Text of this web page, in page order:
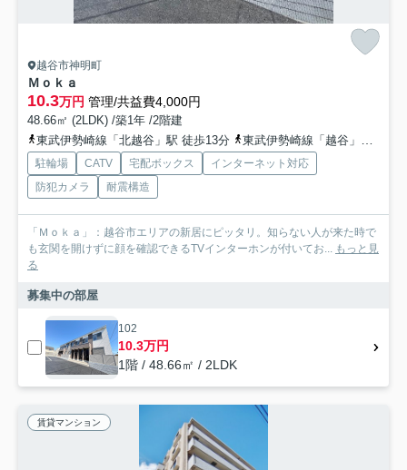
越谷市神明町
Ｍｏｋａ
10.3万円 管理/共益費4,000円
48.66㎡ (2LDK) /築1年 /2階建
東武伊勢崎線「北越谷」駅 徒歩13分
東武伊勢崎線「越谷」駅 徒歩28分
駐輪場 CATV 宅配ボックス
インターネット対応
防犯カメラ
耐震構造
「Ｍｏｋａ」：越谷市エリアの新居にピッタリ。知らない人が来た時で
も玄関を開けずに顔を確認できるTVインターホンが付いてお... もっと見
る
募集中の部屋
102
10.3万円
1階 / 48.66㎡ / 2LDK
賃貸マンション